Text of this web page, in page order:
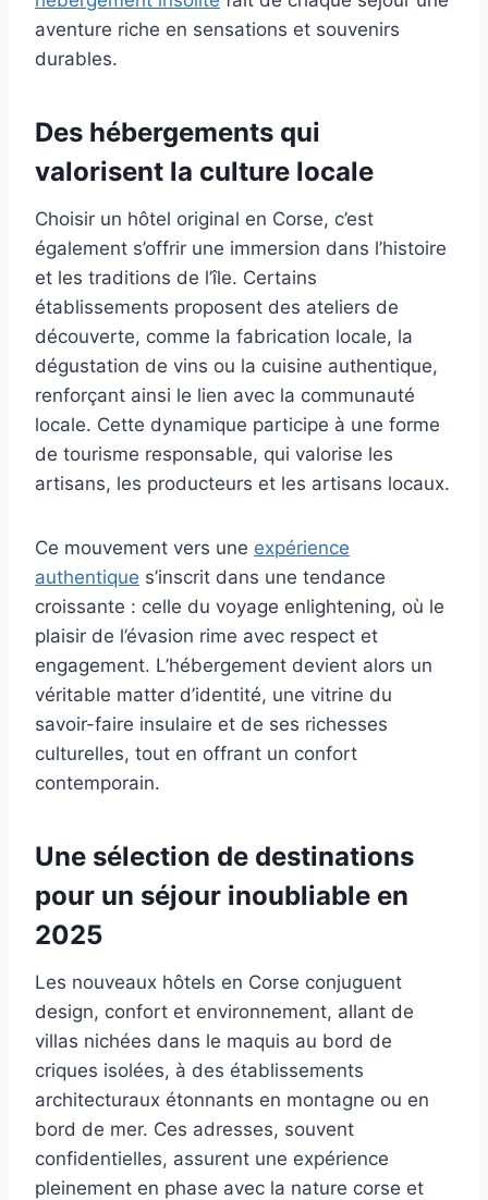
aventure riche en sensations et souvenirs
durables.
Des hébergements qui
valorisent la culture locale
Choisir un hôtel original en Corse, c’est
également s’offrir une immersion dans l’histoire
et les traditions de l’île. Certains
établissements proposent des ateliers de
découverte, comme la fabrication locale, la
dégustation de vins ou la cuisine authentique,
renforçant ainsi le lien avec la communauté
locale. Cette dynamique participe à une forme
de tourisme responsable, qui valorise les
artisans, les producteurs et les artisans locaux.
Ce mouvement vers une expérience
authentique s’inscrit dans une tendance
croissante : celle du voyage enlightening, où le
plaisir de l’évasion rime avec respect et
engagement. L’hébergement devient alors un
véritable matter d’identité, une vitrine du
savoir-faire insulaire et de ses richesses
culturelles, tout en offrant un confort
contemporain.
Une sélection de destinations
pour un séjour inoubliable en
2025
Les nouveaux hôtels en Corse conjuguent
design, confort et environnement, allant de
villas nichées dans le maquis au bord de
criques isolées, à des établissements
architecturaux étonnants en montagne ou en
bord de mer. Ces adresses, souvent
confidentielles, assurent une expérience
pleinement en phase avec la nature corse et